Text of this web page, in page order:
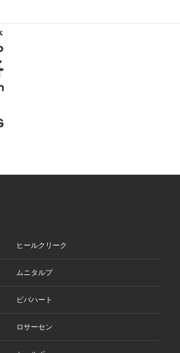
ヒールクリーク
ムニタルプ
ビバハート
ロサーセン